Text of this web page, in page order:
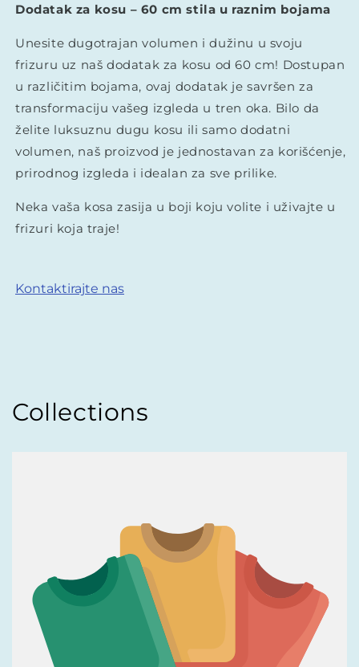
Dodatak za kosu – 60 cm stila u raznim bojama
Unesite dugotrajan volumen i dužinu u svoju
frizuru uz naš dodatak za kosu od 60 cm! Dostupan
u različitim bojama, ovaj dodatak je savršen za
transformaciju vašeg izgleda u tren oka. Bilo da
želite luksuznu dugu kosu ili samo dodatni
volumen, naš proizvod je jednostavan za korišćenje,
prirodnog izgleda i idealan za sve prilike.
Neka vaša kosa zasija u boji koju volite i uživajte u
frizuri koja traje!
Kontaktirajte nas
Collections